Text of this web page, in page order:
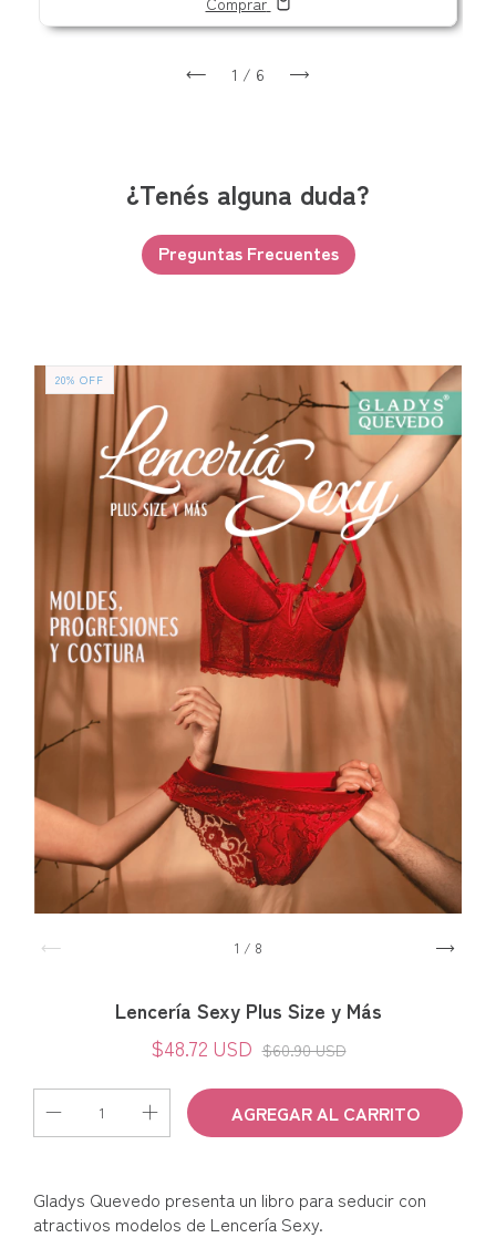
1 / 6
¿Tenés alguna duda?
Preguntas Frecuentes
20% OFF
1 / 8
Lencería Sexy Plus Size y Más
$48.72 USD $60.90 USD
Gladys Quevedo presenta un libro para seducir con
atractivos modelos de Lencería Sexy.